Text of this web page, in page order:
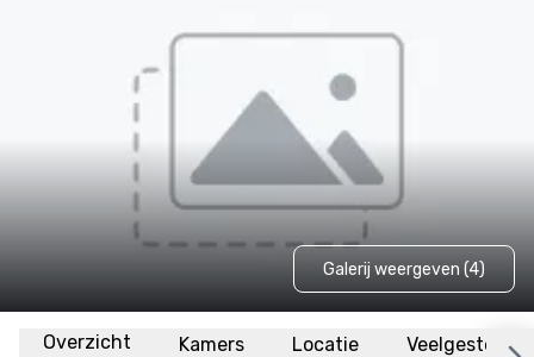
Galerij weergeven (4)
Overzicht Kamers Locatie Veelgestelde